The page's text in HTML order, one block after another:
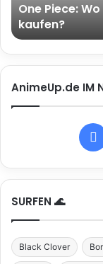
Blu-
ray
kaufen?
One Piece:
kaufen?
AnimeUp.de IM
SURFEN 🌊
Black Clover